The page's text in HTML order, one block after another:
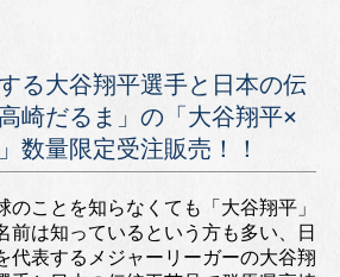
る大谷翔平選手と日本の伝
崎だるま」の「大谷翔平×
数量限定受注販売！！
のことを知らなくても「大谷翔平」
前は知っているという方も多い、日
代表するメジャーリーガーの大谷翔